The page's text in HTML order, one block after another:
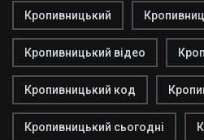
Кропивницький
Кропивницький відео
Кропивницький код
Кропивницький сьогодні